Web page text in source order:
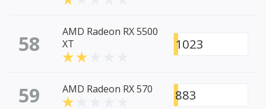
58
AMD Radeon RX 5500
XT
1023
59 AMD Radeon RX 570 883